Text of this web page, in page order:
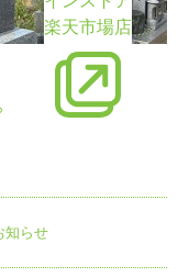
楽天市場店
知らせ